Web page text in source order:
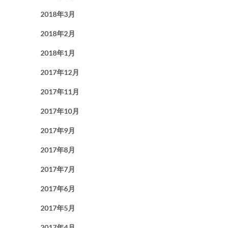
2018年3月
2018年2月
2018年1月
2017年12月
2017年11月
2017年10月
2017年9月
2017年8月
2017年7月
2017年6月
2017年5月